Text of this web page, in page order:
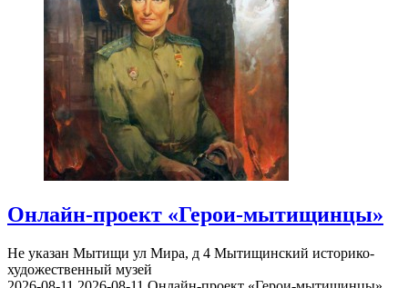
Онлайн-проект «Герои-мытищинцы»
Не указан Мытищи ул Мира, д 4 Мытищинский историко-
художественный музей